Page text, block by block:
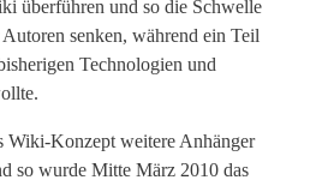
überführen und so die Schwelle
senken, während ein Teil
Technologien und
Wiki-Konzept weitere Anhänger
so wurde Mitte März 2010 das